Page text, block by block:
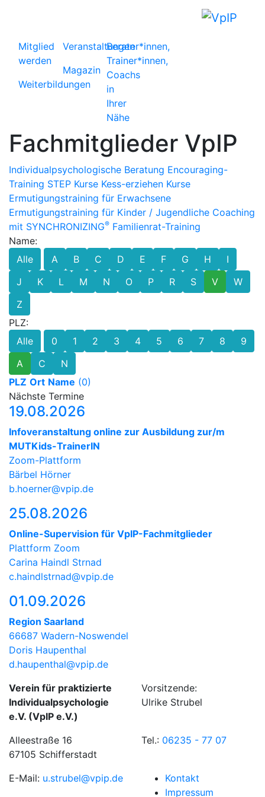
Mitglied
werden
Weiterbildungen
Veranstaltungen
Magazin
Berater*innen,
Trainer*innen,
Coachs
in
Ihrer
Nähe
Fachmitglieder VpIP
Individualpsychologische Beratung Encouraging-
Training STEP Kurse Kess-erziehen Kurse
Ermutigungstraining für Erwachsene
Ermutigungstraining für Kinder / Jugendliche Coaching
mit SYNCHRONIZING® Familienrat-Training
Name:
Alle
A B C D E F G H
I
J
K L M N O P R S V
W
Z
PLZ:
Alle
0 1 2 3 4 5 6 7 8
9
A
C
N
PLZ Ort Name (0)
Nächste Termine
19.08.2026
Infoveranstaltung online zur Ausbildung zur/m
MUTKids-TrainerIN
Zoom-Plattform
Bärbel Hörner
b.hoerner@vpip.de
25.08.2026
Online-Supervision für VpIP-Fachmitglieder
Plattform Zoom
Carina Haindl Strnad
c.haindlstrnad@vpip.de
01.09.2026
Region Saarland
66687 Wadern-Noswendel
Doris Haupenthal
d.haupenthal@vpip.de
Verein für praktizierte
Individualpsychologie
e.V. (VpIP e.V.)
Vorsitzende:
Ulrike Strubel
Alleestraße 16
67105 Schifferstadt
Tel.: 06235 - 77 07
E-Mail: u.strubel@vpip.de
Kontakt
Impressum